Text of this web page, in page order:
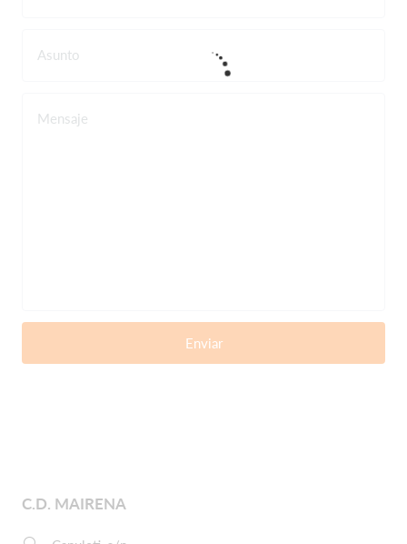
Asunto
Mensaje
Enviar
C.D. MAIRENA